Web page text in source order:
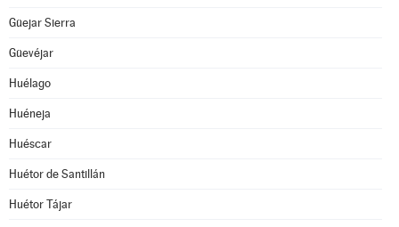
Güejar Sierra
Güevéjar
Huélago
Huéneja
Huéscar
Huétor de Santillán
Huétor Tájar